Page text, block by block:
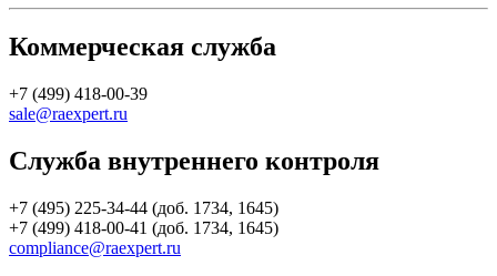
Коммерческая служба
+7 (499) 418-00-39
sale@raexpert.ru
Служба внутреннего контроля
+7 (495) 225-34-44 (доб. 1734, 1645)
+7 (499) 418-00-41 (доб. 1734, 1645)
compliance@raexpert.ru